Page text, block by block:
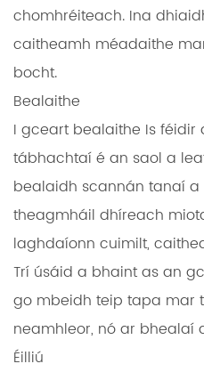
chomhréiteach. Ina
caitheamh méadaithe
bocht.
Bealaithe
I gceart bealaithe Is féidir
tábhachtaí é an saol a
bealaidh scannán tanaí
theagmháil dhíreach
laghdaíonn cuimilt,
Trí úsáid a bhaint as an
go mbeidh teip tapa mar
neamhleor, nó ar bhealaí
Éilliú